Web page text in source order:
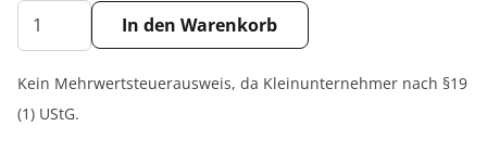
Sonnenblumen
im
Mohnfeld
–
In den Warenkorb
Kein Mehrwertsteuerausweis, da Kleinunternehmer nach §19
(1) UStG.